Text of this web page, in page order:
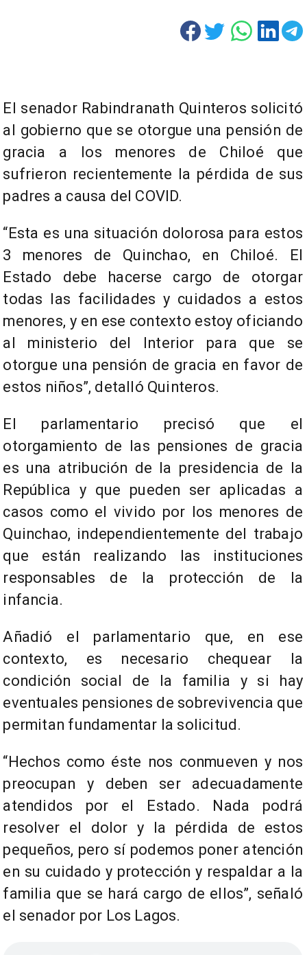
El senador Rabindranath Quinteros solicitó
al gobierno que se otorgue una pensión de
gracia a los menores de Chiloé que
sufrieron recientemente la pérdida de sus
padres a causa del COVID.
“Esta es una situación dolorosa para estos
3 menores de Quinchao, en Chiloé. El
Estado debe hacerse cargo de otorgar
todas las facilidades y cuidados a estos
menores, y en ese contexto estoy oficiando
al ministerio del Interior para que se
otorgue una pensión de gracia en favor de
estos niños”, detalló Quinteros.
El parlamentario precisó que el
otorgamiento de las pensiones de gracia
es una atribución de la presidencia de la
República y que pueden ser aplicadas a
casos como el vivido por los menores de
Quinchao, independientemente del trabajo
que están realizando las instituciones
responsables de la protección de la
infancia.
Añadió el parlamentario que, en ese
contexto, es necesario chequear la
condición social de la familia y si hay
eventuales pensiones de sobrevivencia que
permitan fundamentar la solicitud.
“Hechos como éste nos conmueven y nos
preocupan y deben ser adecuadamente
atendidos por el Estado. Nada podrá
resolver el dolor y la pérdida de estos
pequeños, pero sí podemos poner atención
en su cuidado y protección y respaldar a la
familia que se hará cargo de ellos”, señaló
el senador por Los Lagos.